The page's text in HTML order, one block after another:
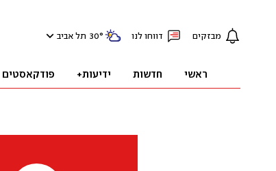
מבזקים דווחו לנו 30° תל אביב
ראשי חדשות ידיעות+ פודקאסטים